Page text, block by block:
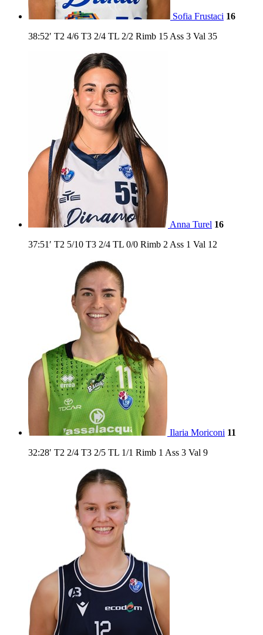
Sofia Frustaci 16
38:52′ T2 4/6 T3 2/4 TL 2/2 Rimb 15 Ass 3 Val 35
Anna Turel 16
37:51′ T2 5/10 T3 2/4 TL 0/0 Rimb 2 Ass 1 Val 12
Ilaria Moriconi 11
32:28′ T2 2/4 T3 2/5 TL 1/1 Rimb 1 Ass 3 Val 9